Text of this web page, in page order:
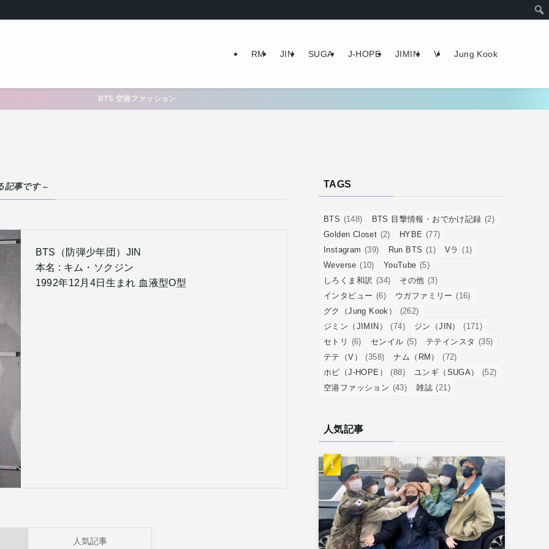
RM JIN SUGA J-HOPE JIMIN V Jung Kook
BTS 空港ファッション
記事です –
BTS（防弾少年団）JIN
本名 : キム・ソクジン
1992年12月4日生まれ 血液型O型
人気記事
TAGS
BTS (148) BTS 目撃情報・おでかけ記録 (2)
Golden Closet (2) HYBE (77)
Instagram (39) Run BTS (1) Vラ (1)
Weverse (10) YouTube (5)
しろくま和訳 (34) その他 (3)
インタビュー (6) ウガファミリー (16)
グク（Jung Kook）
(262)
ジミン（JIMIN）
(74) ジン（JIN）
(171)
セトリ (6) センイル (5) テテインスタ (35)
テテ（V）
(358) ナム（RM）
(72)
ホビ（J-HOPE）
(88) ユンギ（SUGA）
(52)
空港ファッション (43) 雑誌 (21)
人気記事